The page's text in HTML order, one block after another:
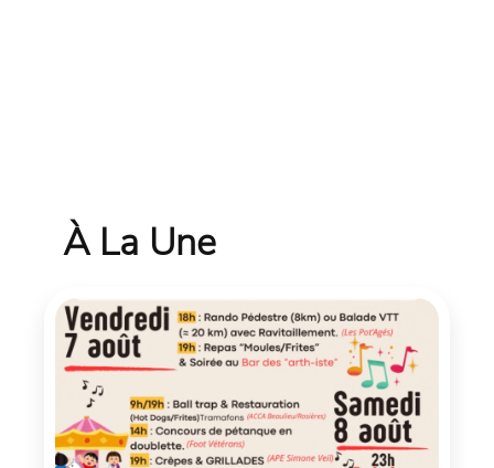
À La Une